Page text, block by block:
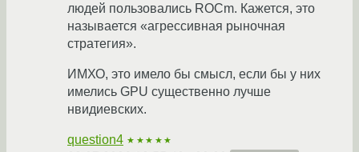
людей пользовались ROCm. Кажется, это
называется «агрессивная рыночная
стратегия».
ИМХО, это имело бы смысл, если бы у них
имелись GPU существенно лучше
нвидиевских.
question4 ★★★★★